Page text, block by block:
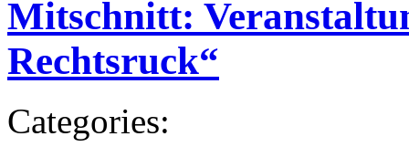
Mitschnitt:
Rechtsruck“
Categories: